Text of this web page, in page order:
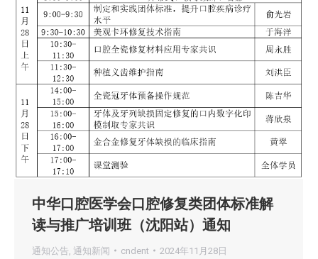
中华口腔医学会口腔修复类团体标准解
读与推广培训班（沈阳站）通知
通知公告 通知新闻 cndent 2024年11月28日